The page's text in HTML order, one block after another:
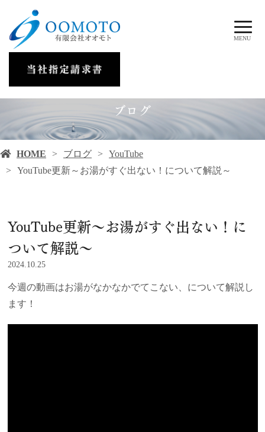
MENU
ブログ
HOME ブログ
YouTube
YouTube更新～お湯がすぐ出ない！について解説～
YouTube更新～お湯がすぐ出ない！に
ついて解説～
2024.10.25
今週の動画はお湯がなかなかでてこない、について解説し
ます！